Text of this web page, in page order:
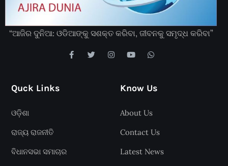
“ଆଜିର ଦୁନିଆ: ଓଡିଆଙ୍କୁ ସଶକ୍ତ କରିବା, ଜୀବନକୁ ସମୃଦ୍ଧ କରିବା”
Quck Links
ଓଡ଼ିଶା
ରାଜ୍ୟ ରାଜନୀତି
ବିଧାନସଭା ସମାଚାର
Know Us
About Us
Contact Us
Latest News